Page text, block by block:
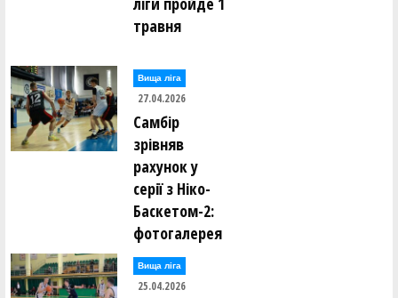
травня
Вища лiга
27.04.2026
Самбір
зрівняв
рахунок у
серії з Ніко-
Баскетом-2:
фотогалерея
Вища лiга
25.04.2026